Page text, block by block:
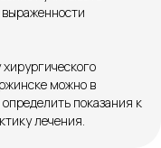
можно в
показания к
лечения.